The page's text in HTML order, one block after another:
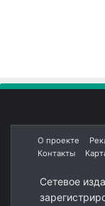
О проекте
Контакты
Сетевое